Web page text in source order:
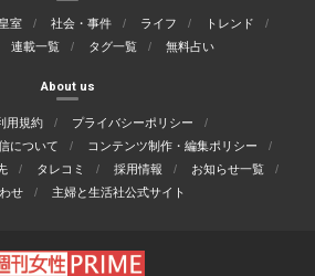
皇室 社会・事件 ライフ
トレンド
連載一覧 タグ一覧 無料占い
About us
用規約
プライバシーポリシー
について
コンテンツ制作・編集ポリシー
タレコミ 採用情報
お知らせ一覧
せ
主婦と生活社公式サイト